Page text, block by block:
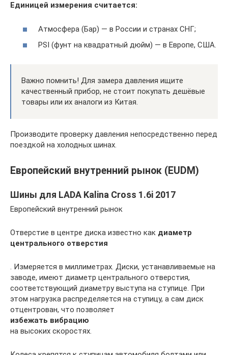
Единицей измерения считается:
Атмосфера (Бар) — в России и странах СНГ;
PSI (фунт на квадратный дюйм) — в Европе, США.
Важно помнить! Для замера давления ищите
качественный прибор, не стоит покупать дешёвые
товары или их аналоги из Китая.
Производите проверку давления непосредственно перед
поездкой на холодных шинах.
Европейский внутренний рынок (EUDM)
Шины для LADA Kalina Cross 1.6i 2017
Европейский внутренний рынок
Отверстие в центре диска известно как диаметр
центрального отверстия
. Измеряется в миллиметрах. Диски, устанавливаемые на
заводе, имеют диаметр центрального отверстия,
соответствующий диаметру выступа на ступице. При
этом нагрузка распределяется на ступицу, а сам диск
отцентрован, что позволяет
избежать вибрацию
на высоких скоростях.